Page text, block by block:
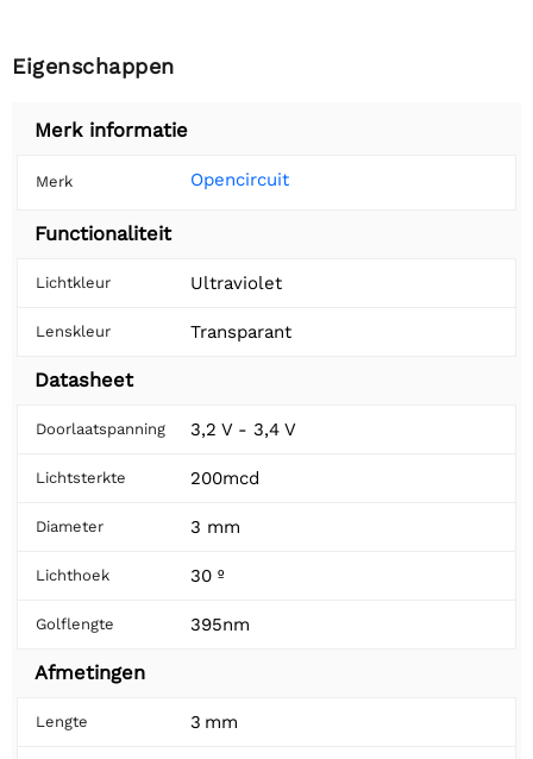
Eigenschappen
Merk informatie
Merk Opencircuit
Functionaliteit
Lichtkleur Ultraviolet
Lenskleur Transparant
Datasheet
Doorlaatspanning 3,2 V - 3,4 V
Lichtsterkte 200mcd
Diameter 3 mm
Lichthoek 30 º
Golflengte 395nm
Afmetingen
Lengte 3 mm